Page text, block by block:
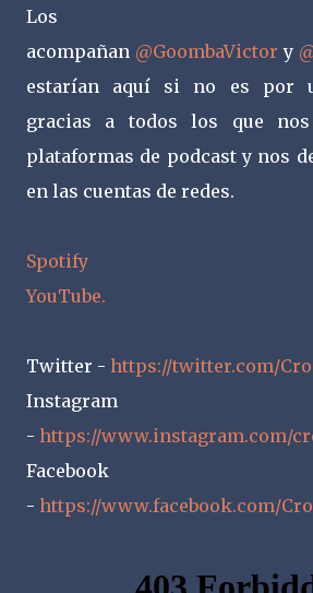
Los
acompañan @GoombaVictor y
estarían aquí si no es por
gracias a todos los que
plataformas de podcast y nos
en las cuentas de redes.
Spotify
YouTube.
Twitter - https://twitter.com/
Instagram
- https://www.instagram.com/
Facebook
- https://www.facebook.com/